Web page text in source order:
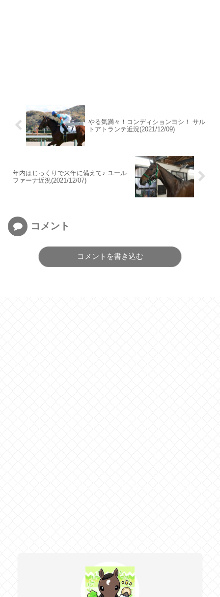
やる気満々！コンディションヨシ！ サル
トアトランテ近況(2021/12/09)
年内はじっくりで来年に備えて♪ ユール
ファーナ近況(2021/12/07)
コメント
コメントを書き込む